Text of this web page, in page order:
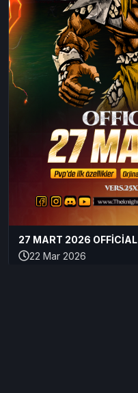
27 MART 2026 OFFİCİAL
22 Mar 2026